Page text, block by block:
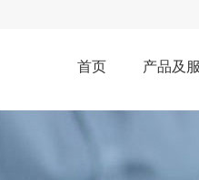
首页 产品及